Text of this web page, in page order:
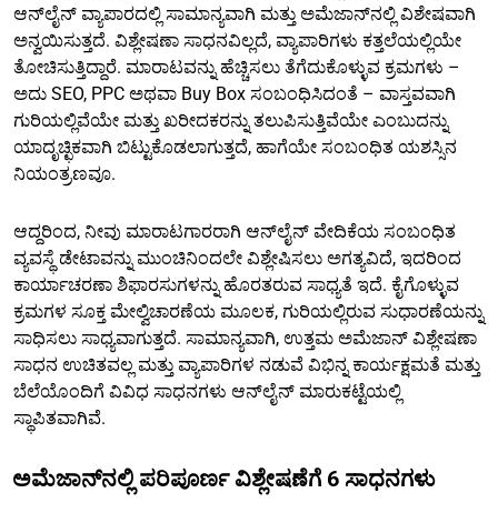
ಆನ್‌ಲೈನ್ ವ್ಯಾಪಾರದಲ್ಲಿ ಸಾಮಾನ್ಯವಾಗಿ ಮತ್ತು ಅಮೆಜಾನ್‌ನಲ್ಲಿ ವಿಶೇಷವಾಗಿ
ಅನ್ವಯಿಸುತ್ತದೆ. ವಿಶ್ಲೇಷಣಾ ಸಾಧನವಿಲ್ಲದೆ, ವ್ಯಾಪಾರಿಗಳು ಕತ್ತಲೆಯಲ್ಲಿಯೇ
ತೋಚಿಸುತ್ತಿದ್ದಾರೆ. ಮಾರಾಟವನ್ನು ಹೆಚ್ಚಿಸಲು ತೆಗೆದುಕೊಳ್ಳುವ ಕ್ರಮಗಳು –
ಅದು SEO, PPC ಅಥವಾ Buy Box ಸಂಬಂಧಿಸಿದಂತೆ – ವಾಸ್ತವವಾಗಿ
ಗುರಿಯಲ್ಲಿವೆಯೇ ಮತ್ತು ಖರೀದಕರನ್ನು ತಲುಪಿಸುತ್ತಿವೆಯೇ ಎಂಬುದನ್ನು
ಯಾದೃಚ್ಛಿಕವಾಗಿ ಬಿಟ್ಟುಕೊಡಲಾಗುತ್ತದೆ, ಹಾಗೆಯೇ ಸಂಬಂಧಿತ ಯಶಸ್ಸಿನ
ನಿಯಂತ್ರಣವೂ.
ಆದ್ದರಿಂದ, ನೀವು ಮಾರಾಟಗಾರರಾಗಿ ಆನ್‌ಲೈನ್ ವೇದಿಕೆಯ ಸಂಬಂಧಿತ
ವ್ಯವಸ್ಥೆ ಡೇಟಾವನ್ನು ಮುಂಚಿನಿಂದಲೇ ವಿಶ್ಲೇಷಿಸಲು ಅಗತ್ಯವಿದೆ, ಇದರಿಂದ
ಕಾರ್ಯಾಚರಣಾ ಶಿಫಾರಸುಗಳನ್ನು ಹೊರತರುವ ಸಾಧ್ಯತೆ ಇದೆ. ಕೈಗೊಳ್ಳುವ
ಕ್ರಮಗಳ ಸೂಕ್ತ ಮೇಲ್ವಿಚಾರಣೆಯ ಮೂಲಕ, ಗುರಿಯಲ್ಲಿರುವ ಸುಧಾರಣೆಯನ್ನು
ಸಾಧಿಸಲು ಸಾಧ್ಯವಾಗುತ್ತದೆ. ಸಾಮಾನ್ಯವಾಗಿ, ಉತ್ತಮ ಅಮೆಜಾನ್ ವಿಶ್ಲೇಷಣಾ
ಸಾಧನ ಉಚಿತವಲ್ಲ ಮತ್ತು ವ್ಯಾಪಾರಿಗಳ ನಡುವೆ ವಿಭಿನ್ನ ಕಾರ್ಯಕ್ಷಮತೆ ಮತ್ತು
ಬೆಲೆಯೊಂದಿಗೆ ವಿವಿಧ ಸಾಧನಗಳು ಆನ್‌ಲೈನ್ ಮಾರುಕಟ್ಟೆಯಲ್ಲಿ
ಸ್ಥಾಪಿತವಾಗಿವೆ.
ಅಮೆಜಾನ್‌ನಲ್ಲಿ ಪರಿಪೂರ್ಣ ವಿಶ್ಲೇಷಣೆಗೆ 6 ಸಾಧನಗಳು